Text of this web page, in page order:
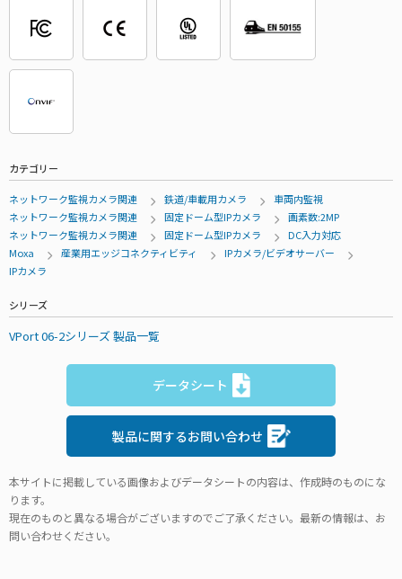
カテゴリー
ネットワーク監視カメラ関連 鉄道/車載用カメラ
車両内監視
ネットワーク監視カメラ関連
固定ドーム型IPカメラ
画素数:2MP
ネットワーク監視カメラ関連
固定ドーム型IPカメラ
DC入力対応
Moxa
産業用エッジコネクティビティ
IPカメラ/ビデオサーバー
IPカメラ
シリーズ
VPort 06-2シリーズ 製品一覧
データシート
製品に関するお問い合わせ
本サイトに掲載している画像およびデータシートの内容は、作成時のものにな
ります。
現在のものと異なる場合がございますのでご了承ください。最新の情報は、お
問い合わせください。